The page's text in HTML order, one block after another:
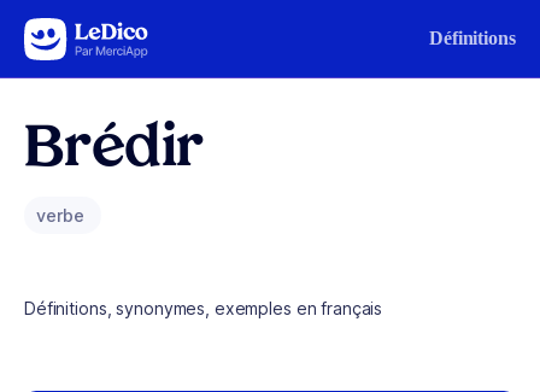
Aller au contenu Définitions
Brédir
verbe
Définitions, synonymes, exemples en français